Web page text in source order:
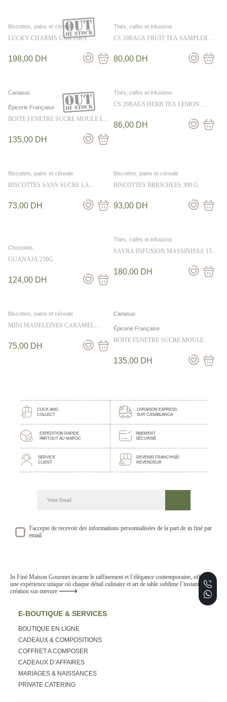
Biscottes, pains et céreale
LUCKY CHARMS UNICORN
198,00 DH
Thés, cafés et infusions
CS 20BAGS FRUIT TEA SAMPLER
80,00 DH
Canasuc
Épicerie Française
BOITE FENETRE SUCRE MOULE LA
135,00 DH
Thés, cafés et infusions
CS 20BAGS HERB TEA LEMON
86,00 DH
Biscottes, pains et céreale
BISCOTTES SANS SUCRE LA
73,00 DH
Biscottes, pains et céreale
BISCOTTES BRIOCHEES 300 G
93,00 DH
Chocolats
GUANAJA 250G
124,00 DH
Thés, cafés et infusions
SAYRA INFUSION MASSINISSA 15
180,00 DH
Biscottes, pains et céreale
MINI MADELEINES CARAMEL
75,00 DH
Canasuc
Épicerie Française
BOITE FENETRE SUCRE MOULE
135,00 DH
CLICK AND
COLLECT
LIVRAISON EXPRESS
SUR CASABLANCA
EXPEDITION RAPIDE
PARTOUT AU MAROC
PAIEMENT
SÉCURISÉ
SERVICE
CLIENT
DEVENIR FRANCHISÉ/
REVENDEUR
DECOUVREZ NOTRE NEWSLETTER GOURMANDE
SUIVEZ NOS ACTUALITE ET EVENEMENTS
J'accepte de recevoir des informations personnalisées de la part de in finé par
email
In Finé Maison Gourmet incarne le raffinement et l’élégance contemporaine, offrant
une expérience unique où chaque détail culinaire et art de table sublime l’instant. De la
création sur-mesure
E-BOUTIQUE & SERVICES
BOUTIQUE EN LIGNE
CADEAUX & COMPOSITIONS
COFFRET A COMPOSER
CADEAUX D’AFFAIRES
MARIAGES & NAISSANCES
PRIVATE CATERING